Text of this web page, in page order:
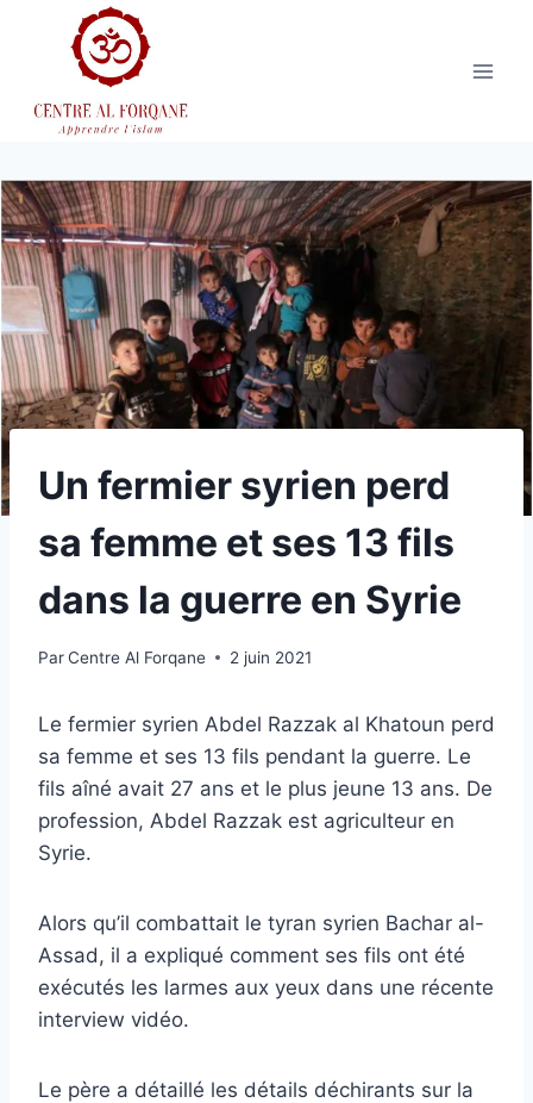
Un fermier syrien perd
sa femme et ses 13 fils
dans la guerre en Syrie
ParCentre Al Forqane 2 juin 2021
Le fermier syrien Abdel Razzak al Khatoun perd
sa femme et ses 13 fils pendant la guerre. Le
fils aîné avait 27 ans et le plus jeune 13 ans. De
profession, Abdel Razzak est agriculteur en
Syrie.
Alors qu’il combattait le tyran syrien Bachar al-
Assad, il a expliqué comment ses fils ont été
exécutés les larmes aux yeux dans une récente
interview vidéo.
Le père a détaillé les détails déchirants sur la